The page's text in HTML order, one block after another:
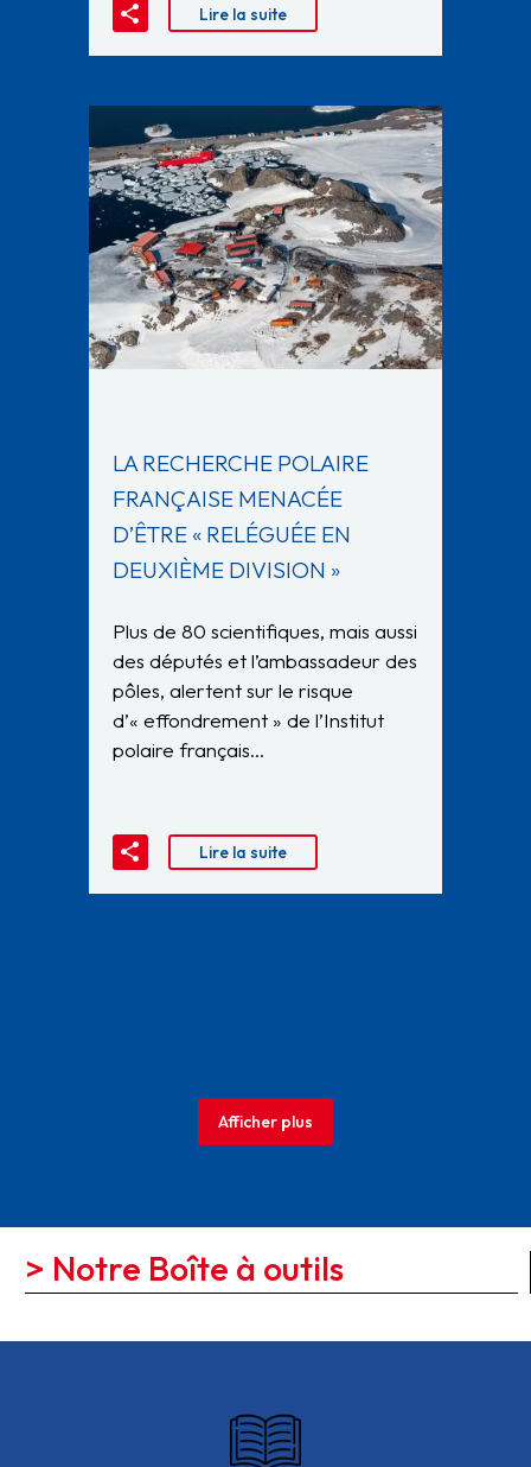
Lire la suite
LA RECHERCHE POLAIRE
FRANÇAISE MENACÉE
D’ÊTRE « RELÉGUÉE EN
DEUXIÈME DIVISION »
Plus de 80 scientifiques, mais aussi
des députés et l’ambassadeur des
pôles, alertent sur le risque
d’« effondrement » de l’Institut
polaire français…
Lire la suite
Afficher plus
> Notre Boîte à outils